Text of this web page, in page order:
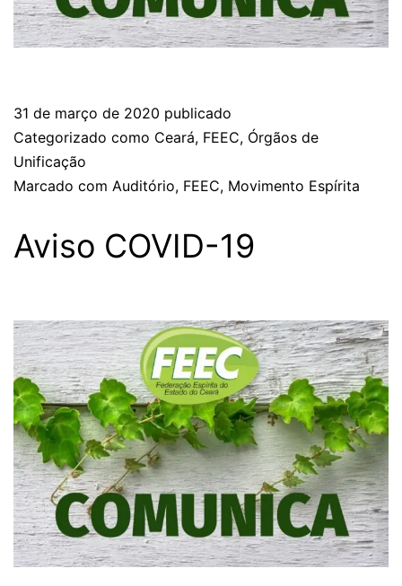
31 de março de 2020 publicado
Categorizado como Ceará, FEEC, Órgãos de
Unificação
Marcado com Auditório, FEEC, Movimento Espírita
Aviso COVID-19